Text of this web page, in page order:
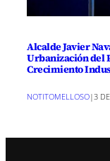
Alcalde Javier
Urbanización del
Crecimiento
NOTITOMELLOSO|3